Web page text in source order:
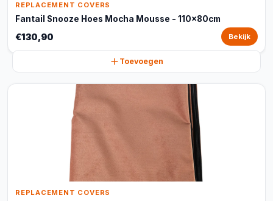
REPLACEMENT COVERS
Fantail Snooze Hoes Mocha Mousse - 110x80cm
€130,90 Bekijk
Toevoegen
REPLACEMENT COVERS